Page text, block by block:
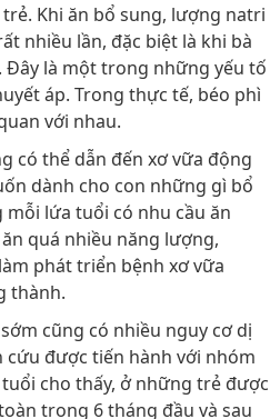
Khi ăn bổ sung, lượng natri
nhiều lần, đặc biệt là khi bà
Đây là một trong những yếu tố
áp. Trong thực tế, béo phì
với nhau.
có thể dẫn đến xơ vữa động
dành cho con những gì bổ
lứa tuổi có nhu cầu ăn
quá nhiều năng lượng,
phát triển bệnh xơ vữa
thành.
cũng có nhiều nguy cơ dị
được tiến hành với nhóm
cho thấy, ở những trẻ được
trong 6 tháng đầu và sau